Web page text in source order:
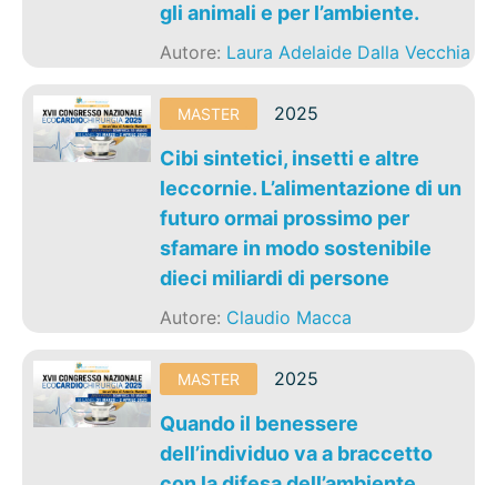
gli animali e per l’ambiente.
Autore: Laura Adelaide Dalla Vecchia
MASTER 2025
Cibi sintetici, insetti e altre
leccornie. L’alimentazione di un
futuro ormai prossimo per
sfamare in modo sostenibile
dieci miliardi di persone
Autore: Claudio Macca
MASTER 2025
Quando il benessere
dell’individuo va a braccetto